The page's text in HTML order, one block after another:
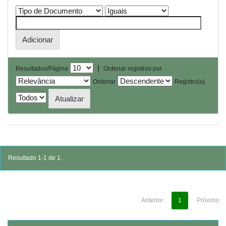
Resultados/Página |
Ordenar registros por
Ordenar
Registro(s)
Resultado 1-1 de 1.
Anterior 1 Próximo